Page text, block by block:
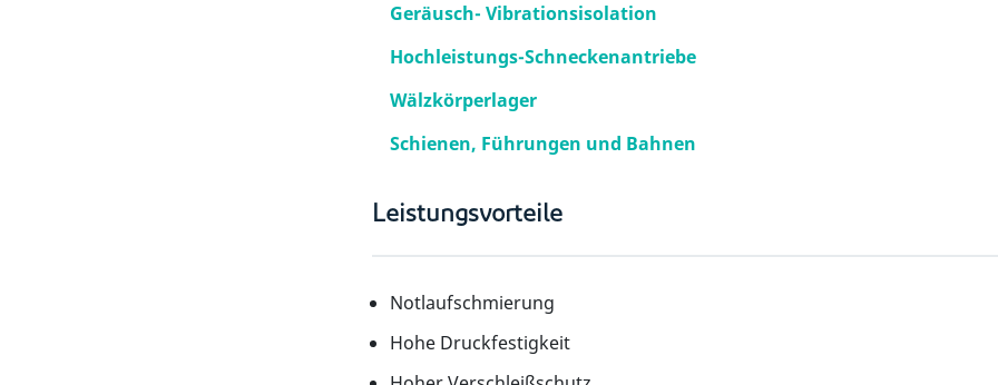
Geräusch- Vibrationsisolation
Hochleistungs-Schneckenantriebe
Wälzkörperlager
Schienen, Führungen und Bahnen
Leistungsvorteile
Notlaufschmierung
Hohe Druckfestigkeit